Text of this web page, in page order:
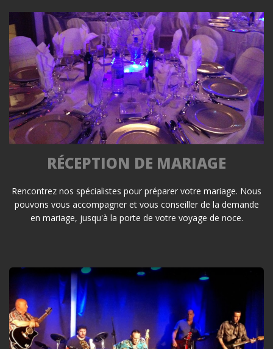
RÉCEPTION DE MARIAGE
Rencontrez nos spécialistes pour préparer votre mariage. Nous
pouvons vous accompagner et vous conseiller de la demande
en mariage, jusqu'à la porte de votre voyage de noce.